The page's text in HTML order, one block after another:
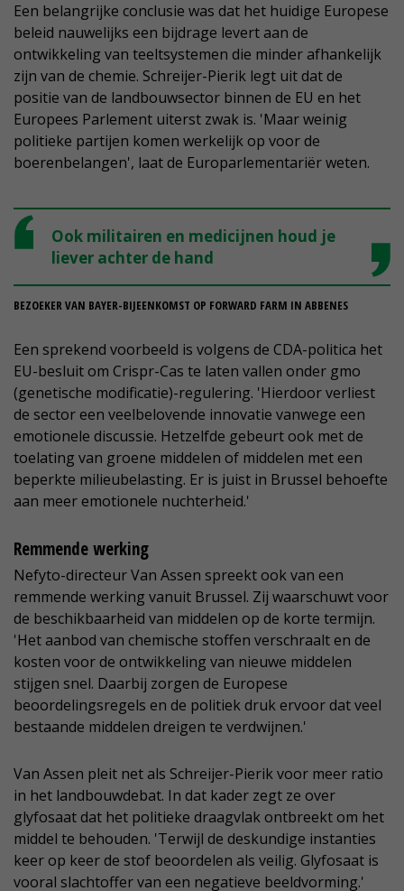
Een belangrijke conclusie was dat het huidige Europese
beleid nauwelijks een bijdrage levert aan de
ontwikkeling van teeltsystemen die minder afhankelijk
zijn van de chemie. Schreijer-Pierik legt uit dat de
positie van de landbouwsector binnen de EU en het
Europees Parlement uiterst zwak is. 'Maar weinig
politieke partijen komen werkelijk op voor de
boerenbelangen', laat de Europarlementariër weten.
Ook militairen en medicijnen houd je
liever achter de hand
BEZOEKER VAN BAYER-BIJEENKOMST OP FORWARD FARM IN ABBENES
Een sprekend voorbeeld is volgens de CDA-politica het
EU-besluit om Crispr-Cas te laten vallen onder gmo
(genetische modificatie)-regulering. 'Hierdoor verliest
de sector een veelbelovende innovatie vanwege een
emotionele discussie. Hetzelfde gebeurt ook met de
toelating van groene middelen of middelen met een
beperkte milieubelasting. Er is juist in Brussel behoefte
aan meer emotionele nuchterheid.'
Remmende werking
Nefyto-directeur Van Assen spreekt ook van een
remmende werking vanuit Brussel. Zij waarschuwt voor
de beschikbaarheid van middelen op de korte termijn.
'Het aanbod van chemische stoffen verschraalt en de
kosten voor de ontwikkeling van nieuwe middelen
stijgen snel. Daarbij zorgen de Europese
beoordelingsregels en de politiek druk ervoor dat veel
bestaande middelen dreigen te verdwijnen.'
Van Assen pleit net als Schreijer-Pierik voor meer ratio
in het landbouwdebat. In dat kader zegt ze over
glyfosaat dat het politieke draagvlak ontbreekt om het
middel te behouden. 'Terwijl de deskundige instanties
keer op keer de stof beoordelen als veilig. Glyfosaat is
vooral slachtoffer van een negatieve beeldvorming.'